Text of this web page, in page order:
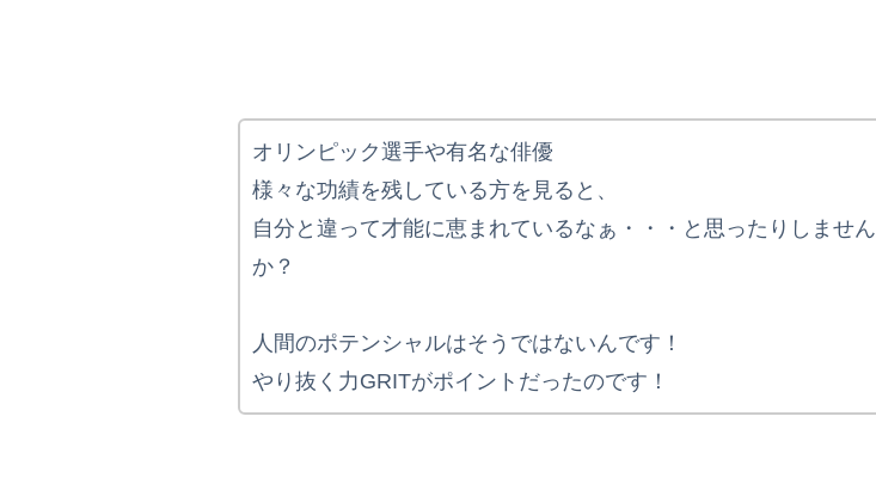
オリンピック選手や有名な俳優
様々な功績を残している方を見ると、
自分と違って才能に恵まれているなぁ・・・と思ったりしません
か？
人間のポテンシャルはそうではないんです！
やり抜く力GRITがポイントだったのです！